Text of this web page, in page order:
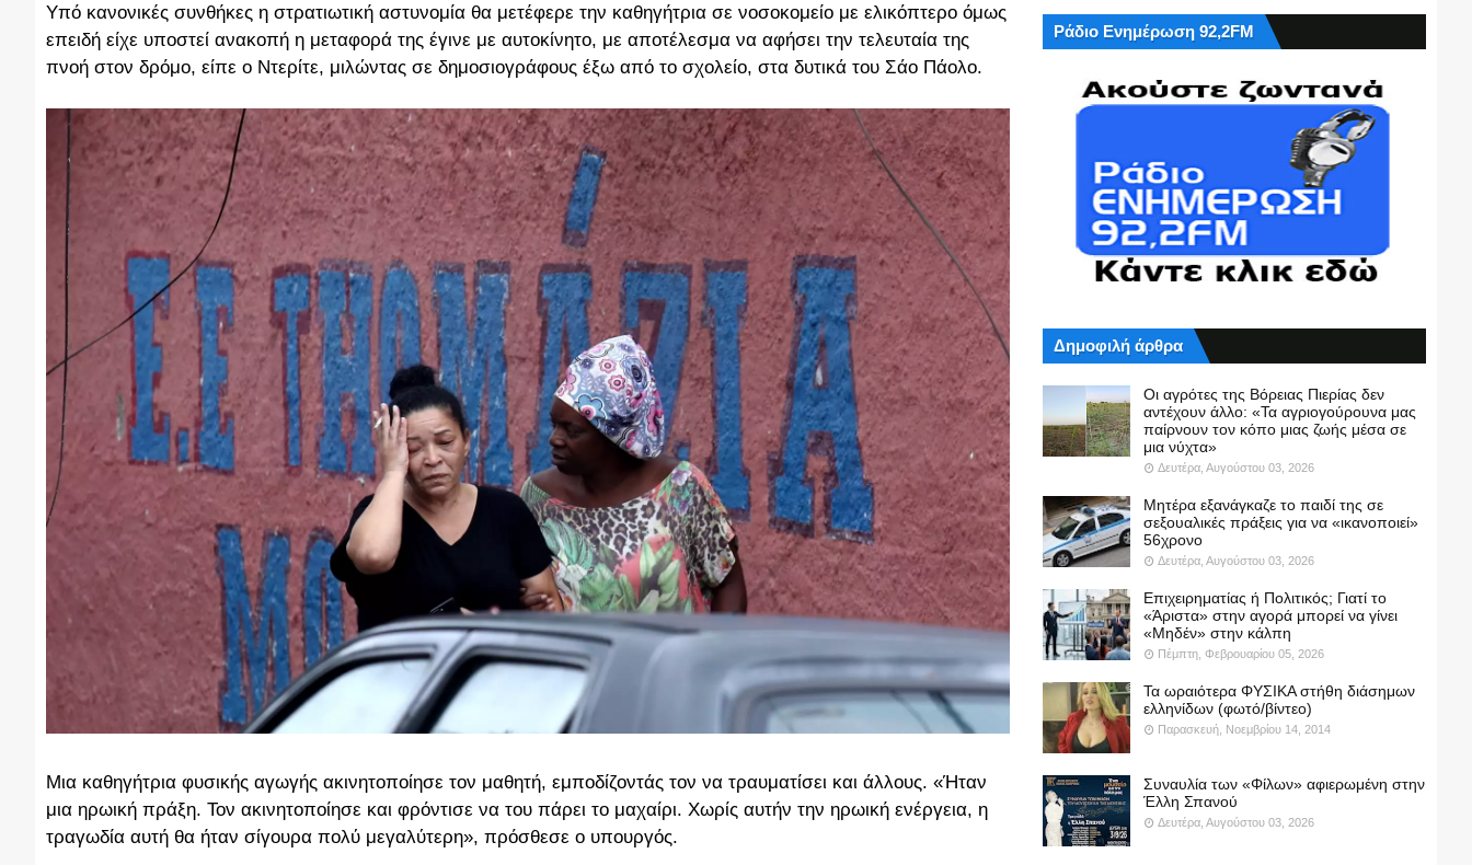
Υπό κανονικές συνθήκες η στρατιωτική αστυνομία θα μετέφερε την καθηγήτρια σε νοσοκομείο με ελικόπτερο όμως
επειδή είχε υποστεί ανακοπή η μεταφορά της έγινε με αυτοκίνητο, με αποτέλεσμα να αφήσει την τελευταία της
πνοή στον δρόμο, είπε ο Ντερίτε, μιλώντας σε δημοσιογράφους έξω από το σχολείο, στα δυτικά του Σάο Πάολο.
Μια καθηγήτρια φυσικής αγωγής ακινητοποίησε τον μαθητή, εμποδίζοντάς τον να τραυματίσει και άλλους. «Ήταν
μια ηρωική πράξη. Τον ακινητοποίησε και φρόντισε να του πάρει το μαχαίρι. Χωρίς αυτήν την ηρωική ενέργεια, η
τραγωδία αυτή θα ήταν σίγουρα πολύ μεγαλύτερη», πρόσθεσε ο υπουργός.
Ράδιο Ενημέρωση 92,2FM
Δημοφιλή άρθρα
Οι αγρότες της Βόρειας Πιερίας δεν
αντέχουν άλλο: «Τα αγριογούρουνα μας
παίρνουν τον κόπο μιας ζωής μέσα σε
μια νύχτα»
Δευτέρα, Αυγούστου 03, 2026
Μητέρα εξανάγκαζε το παιδί της σε
σεξουαλικές πράξεις για να «ικανοποιεί»
56χρονο
Δευτέρα, Αυγούστου 03, 2026
Επιχειρηματίας ή Πολιτικός; Γιατί το
«Άριστα» στην αγορά μπορεί να γίνει
«Μηδέν» στην κάλπη
Πέμπτη, Φεβρουαρίου 05, 2026
Τα ωραιότερα ΦΥΣΙΚΑ στήθη διάσημων
ελληνίδων (φωτό/βίντεο)
Παρασκευή, Νοεμβρίου 14, 2014
Συναυλία των «Φίλων» αφιερωμένη στην
Έλλη Σπανού
Δευτέρα, Αυγούστου 03, 2026